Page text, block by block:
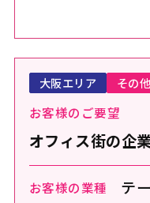
お客様のご要望
オフィス街の企
お客様の業種 テ
大阪エリア その